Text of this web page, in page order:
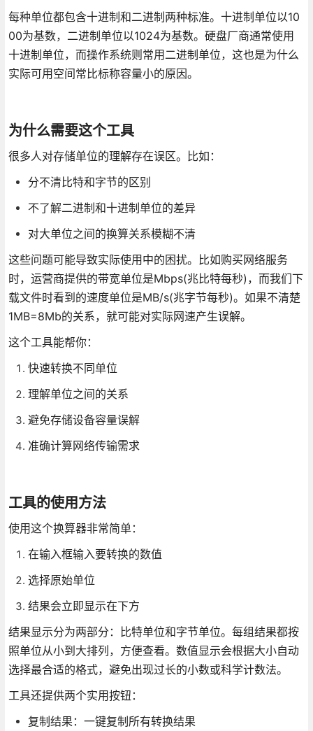
每种单位都包含十进制和二进制两种标准。十进制单位以10
00为基数，二进制单位以1024为基数。硬盘厂商通常使用
十进制单位，而操作系统则常用二进制单位，这也是为什么
实际可用空间常比标称容量小的原因。
为什么需要这个工具
很多人对存储单位的理解存在误区。比如：
分不清比特和字节的区别
不了解二进制和十进制单位的差异
对大单位之间的换算关系模糊不清
这些问题可能导致实际使用中的困扰。比如购买网络服务
时，运营商提供的带宽单位是Mbps(兆比特每秒)，而我们下
载文件时看到的速度单位是MB/s(兆字节每秒)。如果不清楚
1MB=8Mb的关系，就可能对实际网速产生误解。
这个工具能帮你：
快速转换不同单位
理解单位之间的关系
避免存储设备容量误解
准确计算网络传输需求
工具的使用方法
使用这个换算器非常简单：
在输入框输入要转换的数值
选择原始单位
结果会立即显示在下方
结果显示分为两部分：比特单位和字节单位。每组结果都按
照单位从小到大排列，方便查看。数值显示会根据大小自动
选择最合适的格式，避免出现过长的小数或科学计数法。
工具还提供两个实用按钮：
复制结果：一键复制所有转换结果